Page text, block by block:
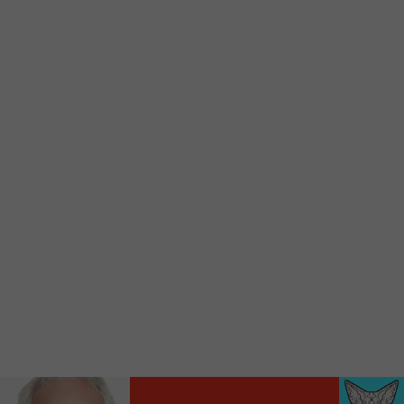
locale vous sont maintenant accessibles en un clic!